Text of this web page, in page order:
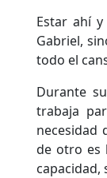
Estar ahí
Gabriel,
todo el
Durante
trabaja
necesidad
de otro es
capacidad,